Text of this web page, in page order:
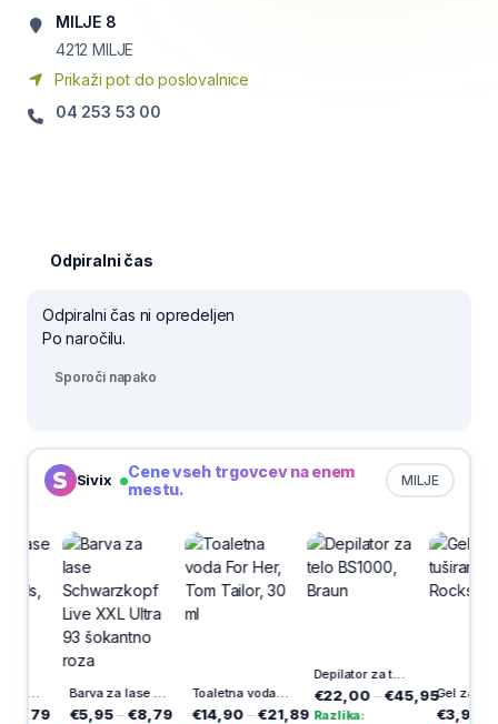
MILJE 8
4212 MILJE
Prikaži pot do poslovalnice
04 253 53 00
Odpiralni čas
Odpiralni čas ni opredeljen
Po naročilu.
Sporoči napako
Sivix MILJE
Cene vseh trgovcev na enem
mestu.
Barva za lase Schwarzkopf Live XXL Ultra 93 šokantno roza
€5,95– €8,79
Toaletna voda For Her, Tom Tailor, 30 ml
€14,90– €21,89
Depilator za telo BS1000, Braun
€22,00– €45,95
Razlika:
€3,99–